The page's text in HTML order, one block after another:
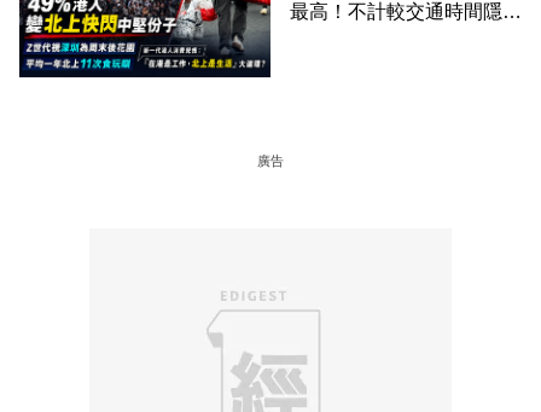
最高！不計較交通時間隱形
廣告